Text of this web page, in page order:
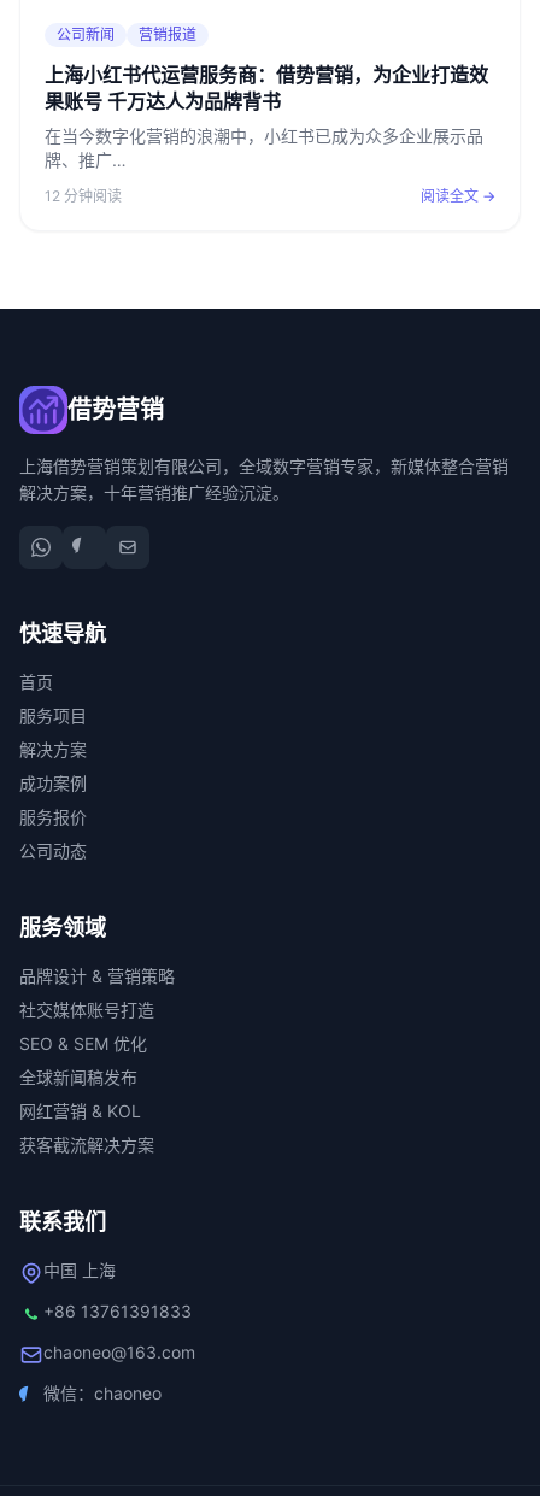
公司新闻 营销报道
上海小红书代运营服务商：借势营销，为企业打造效
果账号 千万达人为品牌背书
在当今数字化营销的浪潮中，小红书已成为众多企业展示品
牌、推广…
12 分钟阅读 阅读全文 →
借势营销
上海借势营销策划有限公司，全域数字营销专家，新媒体整合营销
解决方案，十年营销推广经验沉淀。
快速导航
首页
服务项目
解决方案
成功案例
服务报价
公司动态
服务领域
品牌设计 & 营销策略
社交媒体账号打造
SEO & SEM 优化
全球新闻稿发布
网红营销 & KOL
获客截流解决方案
联系我们
中国 上海
+86 13761391833
chaoneo@163.com
微信：chaoneo